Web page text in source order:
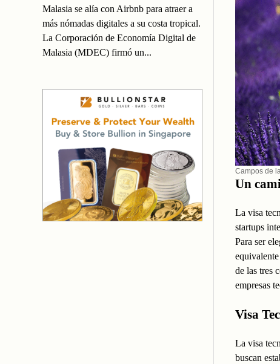
Malasia se alía con Airbnb para atraer a
más nómadas digitales a su costa tropical.
La Corporación de Economía Digital de
Malasia (MDEC) firmó un...
Campos de
Un
La visa
startups
Para ser
de las tres
empresas
Visa
La visa
buscan